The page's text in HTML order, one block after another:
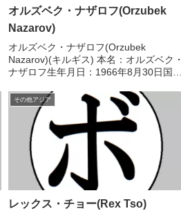
オルズベク・ナザロフ(Orzubek
Nazarov)
オルズベク・ナザロフ(Orzubek
Nazarov)(キルギス) 本名：オルズベク・
ナザロフ生年月日：1966年8月30日国
敗 【獲得タイトル】1987年度欧州選手
権ライト級優勝(アマチュア)1...
その他アジア
レックス・チョー(Rex Tso)